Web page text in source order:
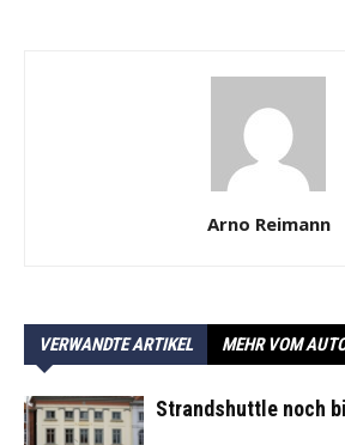
Arno Reimann
VERWANDTE ARTIKEL MEHR VOM
Strandshuttle noch